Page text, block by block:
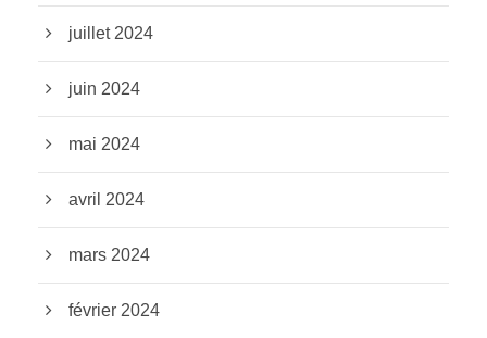
juillet 2024
juin 2024
mai 2024
avril 2024
mars 2024
février 2024